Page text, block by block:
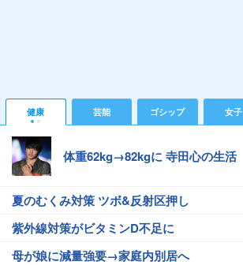
健康 芸能 ゴシップ 女子
体重62kg→82kgに 寺田心の生活
夏のむくみ対策 ツボ&反射区押し
紫外線対策がビタミンD不足に
母が娘に減量強要→家庭内別居へ